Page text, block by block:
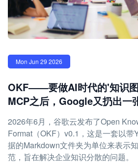
Mon Jun 29 2026
OKF——要做AI时代的'知识
MCP之后，Google又扔出一
2026年6月，谷歌云发布了Open
Format（OKF）v0.1，这是一套以带
据的Markdown文件夹为单位来表示
范，旨在解决企业知识分散的问题。